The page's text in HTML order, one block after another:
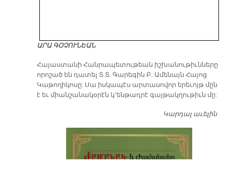
ԱՐԱ ԳՕՉՈՒՆԵԱՆ
​Հայաստանի Հանրապետութեան իշխանութիւնները
որոշած են դատել Տ.Տ. Գարեգին Բ. Ամենայն Հայոց
Կաթողիկոսը: Սա իսկապէս արտասովոր երեւոյթ մըն
է եւ միանշանակօրէն կ՚ենթադրէ գայթակղութիւն մը:
Կարդալ աւելին